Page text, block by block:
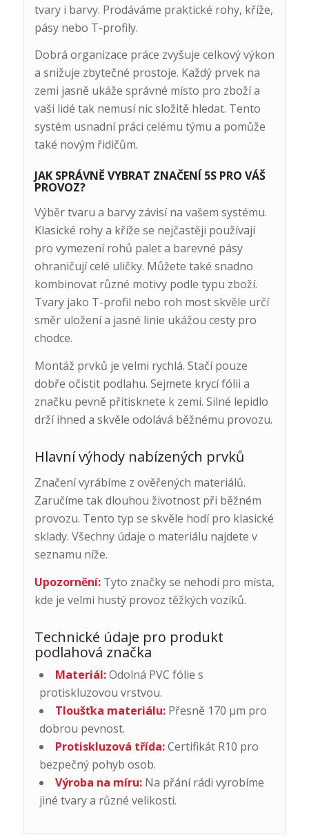
tvary i barvy. Prodáváme praktické rohy, kříže,
pásy nebo T-profily.
Dobrá organizace práce zvyšuje celkový výkon
a snižuje zbytečné prostoje. Každý prvek na
zemi jasně ukáže správné místo pro zboží a
vaši lidé tak nemusí nic složitě hledat. Tento
systém usnadní práci celému týmu a pomůže
také novým řidičům.
JAK SPRÁVNĚ VYBRAT ZNAČENÍ 5S PRO VÁŠ
PROVOZ?
Výběr tvaru a barvy závisí na vašem systému.
Klasické rohy a kříže se nejčastěji používají
pro vymezení rohů palet a barevné pásy
ohraničují celé uličky. Můžete také snadno
kombinovat různé motivy podle typu zboží.
Tvary jako T-profil nebo roh most skvěle určí
směr uložení a jasné linie ukážou cesty pro
chodce.
Montáž prvků je velmi rychlá. Stačí pouze
dobře očistit podlahu. Sejmete krycí fólii a
značku pevně přitisknete k zemi. Silné lepidlo
drží ihned a skvěle odolává běžnému provozu.
Hlavní výhody nabízených prvků
Značení vyrábíme z ověřených materiálů.
Zaručíme tak dlouhou životnost při běžném
provozu. Tento typ se skvěle hodí pro klasické
sklady. Všechny údaje o materiálu najdete v
seznamu níže.
Upozornění:Tyto značky se nehodí pro místa,
kde je velmi hustý provoz těžkých vozíků.
Technické údaje pro produkt
podlahová značka
Materiál:Odolná PVC fólie s
protiskluzovou vrstvou.
Tloušťka materiálu:Přesně 170 μm pro
dobrou pevnost.
Protiskluzová třída:Certifikát R10 pro
bezpečný pohyb osob.
Výroba na míru:Na přání rádi vyrobíme
jiné tvary a různé velikosti.